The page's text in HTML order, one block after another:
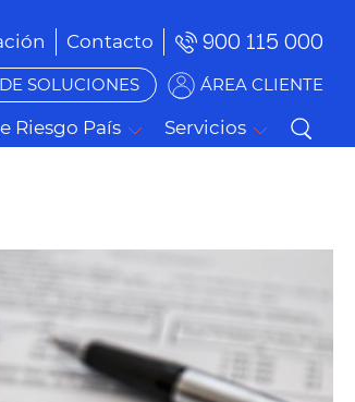
Contacto 900 115 000
SOLUCIONES ÁREA CLIENTE
Riesgo País Servicios